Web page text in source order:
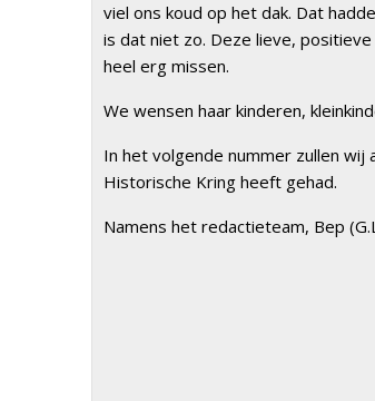
viel ons koud op het dak. Dat
is dat niet zo. Deze lieve,
heel erg missen.
We wensen haar kinderen,
In het volgende nummer zullen
Historische Kring heeft gehad.
Namens het redactieteam, Bep